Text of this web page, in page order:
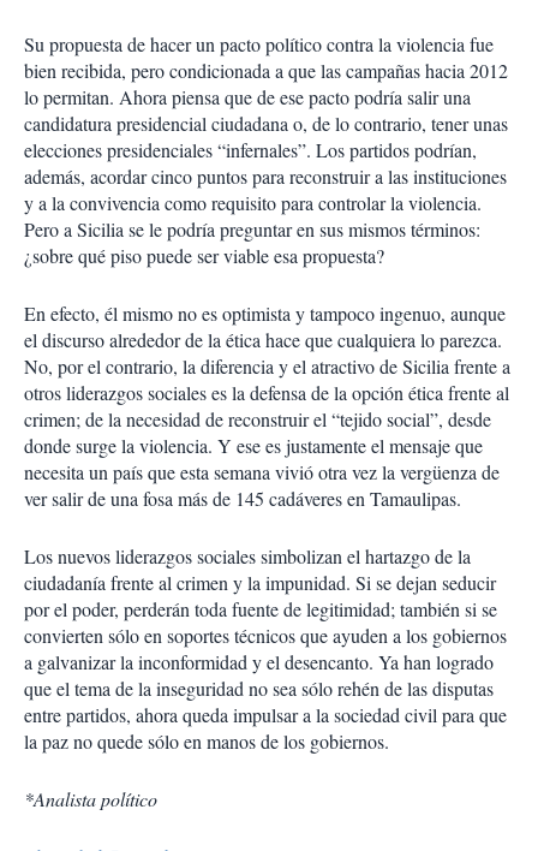
Su propuesta de hacer un pacto político contra la violencia fue
bien recibida, pero condicionada a que las campañas hacia 2012
lo permitan. Ahora piensa que de ese pacto podría salir una
candidatura presidencial ciudadana o, de lo contrario, tener unas
elecciones presidenciales “infernales”. Los partidos podrían,
además, acordar cinco puntos para reconstruir a las instituciones
y a la convivencia como requisito para controlar la violencia.
Pero a Sicilia se le podría preguntar en sus mismos términos:
¿sobre qué piso puede ser viable esa propuesta?
En efecto, él mismo no es optimista y tampoco ingenuo, aunque
el discurso alrededor de la ética hace que cualquiera lo parezca.
No, por el contrario, la diferencia y el atractivo de Sicilia frente a
otros liderazgos sociales es la defensa de la opción ética frente al
crimen; de la necesidad de reconstruir el “tejido social”, desde
donde surge la violencia. Y ese es justamente el mensaje que
necesita un país que esta semana vivió otra vez la vergüenza de
ver salir de una fosa más de 145 cadáveres en Tamaulipas.
Los nuevos liderazgos sociales simbolizan el hartazgo de la
ciudadanía frente al crimen y la impunidad. Si se dejan seducir
por el poder, perderán toda fuente de legitimidad; también si se
convierten sólo en soportes técnicos que ayuden a los gobiernos
a galvanizar la inconformidad y el desencanto. Ya han logrado
que el tema de la inseguridad no sea sólo rehén de las disputas
entre partidos, ahora queda impulsar a la sociedad civil para que
la paz no quede sólo en manos de los gobiernos.
*Analista político